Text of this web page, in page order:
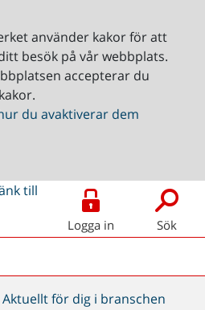
använder kakor för att
besök på vår webbplats.
accepterar du
du avaktiverar dem
Logga in Sök
Aktuellt för dig i branschen